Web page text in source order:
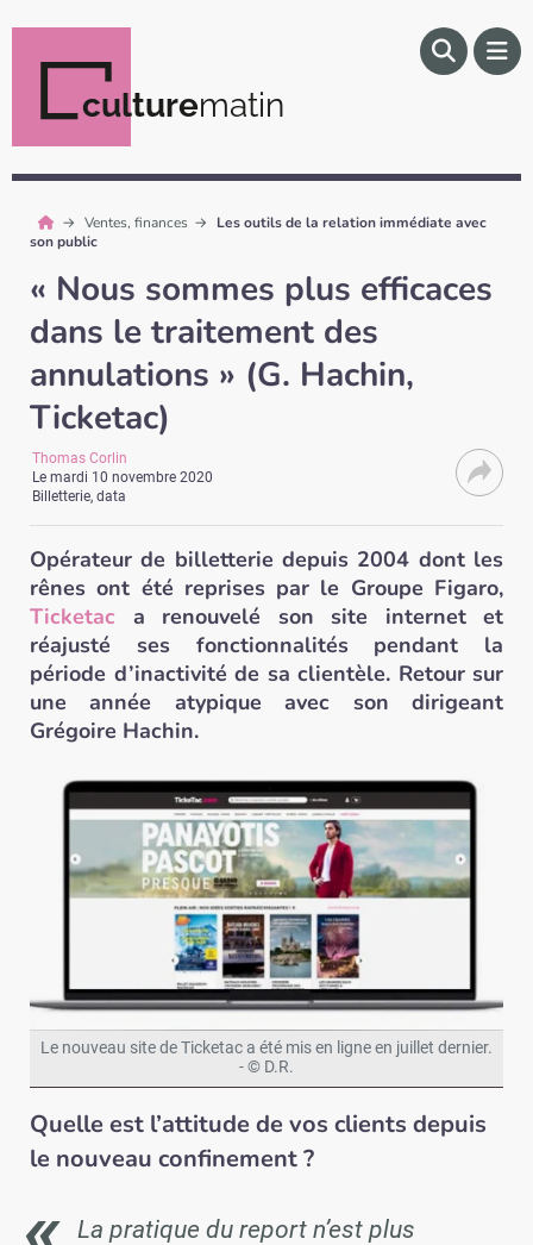
culturematin
Ventes, finances
Les outils de la relation immédiate avec
son public
« Nous sommes plus efficaces
dans le traitement des
annulations » (G. Hachin,
Ticketac)
Thomas Corlin
Lemardi 10 novembre 2020
Billetterie, data
Opérateur de billetterie depuis 2004 dont les
rênes ont été reprises par le Groupe Figaro,
Ticketac a renouvelé son site internet et
réajusté ses fonctionnalités pendant la
période d’inactivité de sa clientèle. Retour sur
une année atypique avec son dirigeant
Grégoire Hachin.
Le nouveau site de Ticketac a été mis en ligne en juillet dernier.
- © D.R.
Quelle est l’attitude de vos clients depuis
le nouveau confinement ?
La pratique du report n’est plus